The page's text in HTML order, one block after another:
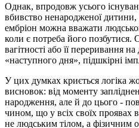
Однак, впродовж усього
вбивство ненародженої дитини,
ембріон можна вважати
коли є потреба його позбутися.
вагітності або її переривання
«наступного дня», підшкірні
У цих думках криється логіка
висновок: від моменту
народження, але й до цього -
чином, що у всіх своїх проявах
не людським тілом, а фізичним